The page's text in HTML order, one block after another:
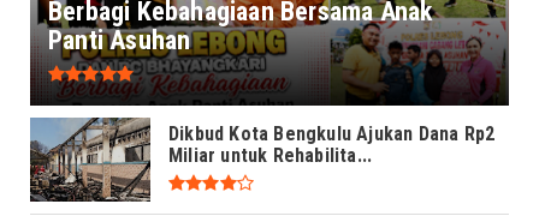
Berbagi Kebahagiaan Bersama Anak
Panti Asuhan
Dikbud Kota Bengkulu Ajukan Dana Rp2
Miliar untuk Rehabilita...